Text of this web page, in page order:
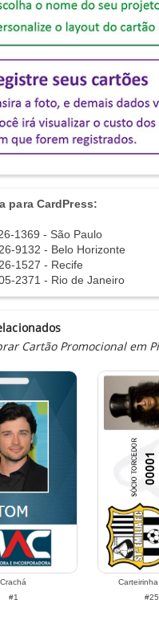
para CardPress:
1369 - São Paulo
9132 - Belo Horizonte
1527 - Recife
2371 - Rio de Janeiro
Cartão Promocional em
Crachá
#1